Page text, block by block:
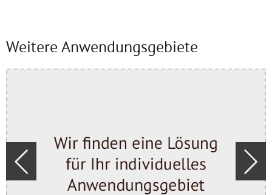
Weitere Anwendungsgebiete
Previous Next